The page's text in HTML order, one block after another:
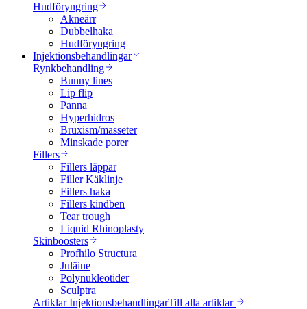
Hudföryngring
Akneärr
Dubbelhaka
Hudföryngring
Injektionsbehandlingar
Rynkbehandling
Bunny lines
Lip flip
Panna
Hyperhidros
Bruxism/masseter
Minskade porer
Fillers
Fillers läppar
Filler Käklinje
Fillers haka
Fillers kindben
Tear trough
Liquid Rhinoplasty
Skinboosters
Profhilo Structura
Juläine
Polynukleotider
Sculptra
Artiklar InjektionsbehandlingarTill alla artiklar